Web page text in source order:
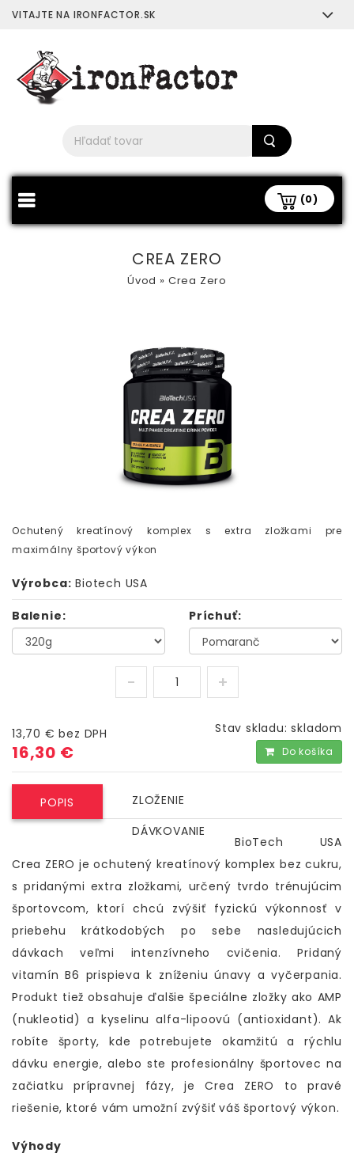
VITAJTE NA IRONFACTOR.SK
(0)
CREA ZERO
Úvod » Crea Zero
Ochutený kreatínový komplex s extra zložkami pre
maximálny športový výkon
Výrobca: Biotech USA
Balenie: Príchuť:
13,70 €bez DPH
16,30 €
Stav skladu:skladom
Do košíka
POPIS
ZLOŽENIE
DÁVKOVANIE
BioTech USA
Crea ZERO je ochutený kreatínový komplex bez cukru,
s pridanými extra zložkami, určený tvrdo trénujúcim
športovcom, ktorí chcú zvýšiť fyzickú výkonnosť v
priebehu krátkodobých po sebe nasledujúcich
dávkach veľmi intenzívneho cvičenia. Pridaný
vitamín B6 prispieva k zníženiu únavy a vyčerpania.
Produkt tiež obsahuje ďalšie špeciálne zložky ako AMP
(nukleotid) a kyselinu alfa-lipoovú (antioxidant). Ak
robíte športy, kde potrebujete okamžitú a rýchlu
dávku energie, alebo ste profesionálny športovec na
začiatku prípravnej fázy, je Crea ZERO to pravé
riešenie, ktoré vám umožní zvýšiť váš športový výkon.
Výhody